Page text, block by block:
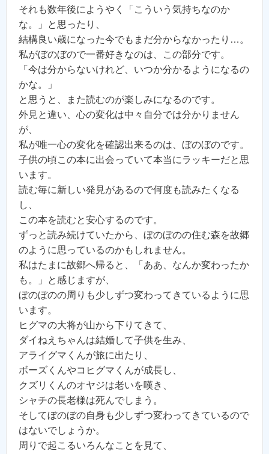
それも数年後にようやく「こういう気持ちなのか
な。」と思ったり、
結構良い歳になった今でもまだ分からなかったり…。
私がぼのぼので一番好きなのは、この部分です。
「今は分からないけれど、いつか分かるようになるの
かな。」
と思うと、また読むのが楽しみになるのです。
外見と違い、心の変化は中々自分では分かりません
が、
私が唯一心の変化を確認出来るのは、ぼのぼのです。
子供の頃この本に出会っていて本当にラッキーだと思
います。
読む毎に新しい発見があるので何度も読みたくなる
し、
この本を読むと安心するのです。
ずっと読み続けていたから、ぼのぼのの住む森を故郷
のように思っているのかもしれません。
私はたまに故郷へ帰ると、「ああ、なんか変わったか
も。」と感じますが、
ぼのぼのの周りも少しずつ変わってきているように思
います。
ヒグマの大将が山から下りてきて、
ダイねえちゃんは結婚して子供を生み、
アライグマくんが旅に出たり、
ボーズくんやコヒグマくんが成長し、
クズリくんのオヤジは老いを嘆き、
シャチの長老様は死んでしまう。
そしてぼのぼの自身も少しずつ変わってきているので
はないでしょうか。
周りで起こるいろんなことを見て、